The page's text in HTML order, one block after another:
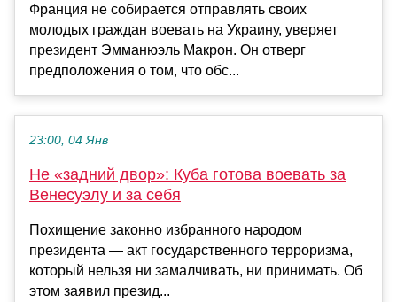
Франция не собирается отправлять своих
молодых граждан воевать на Украину, уверяет
президент Эмманюэль Макрон. Он отверг
предположения о том, что обс...
23:00, 04 Янв
Не «задний двор»: Куба готова воевать за
Венесуэлу и за себя
Похищение законно избранного народом
президента — акт государственного терроризма,
который нельзя ни замалчивать, ни принимать. Об
этом заявил презид...